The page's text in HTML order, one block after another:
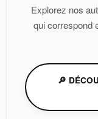
Explorez nos
qui correspond
🔎